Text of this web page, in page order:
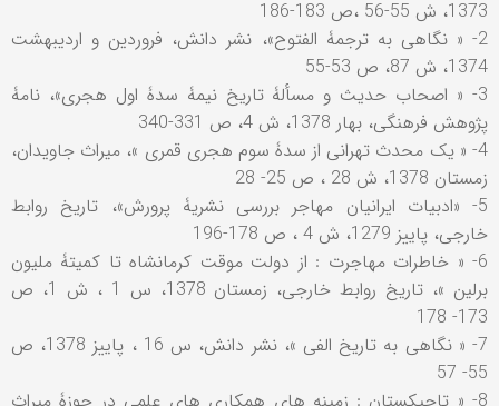
1373، ش 55-56 ،ص 183-186
2- « نگاهی به ترجمۀ الفتوح»، نشر دانش، فروردین و اردیبهشت
1374، ش 87، ص 53-55
3- « اصحاب حدیث و مسألۀ تاریخ نیمۀ سدۀ اول هجری»، نامۀ
پژوهش فرهنگی، بهار 1378، ش 4، ص 331-340
4- « یک محدث تهرانی از سدۀ سوم هجری قمری »، میراث جاویدان،
زمستان 1378، ش 28 ، ص 25- 28
5- «ادبیات ایرانیان مهاجر بررسی نشریۀ پرورش»، تاریخ روابط
خارجی، پاییز 1279، ش 4 ، ص 178-196
6- « خاطرات مهاجرت : از دولت موقت کرمانشاه تا کمیتۀ ملیون
برلین »، تاریخ روابط خارجی، زمستان 1378، س 1 ، ش 1، ص
173- 178
7- « نگاهی به تاریخ الفی »، نشر دانش، س 16 ، پاییز 1378، ص
55- 57